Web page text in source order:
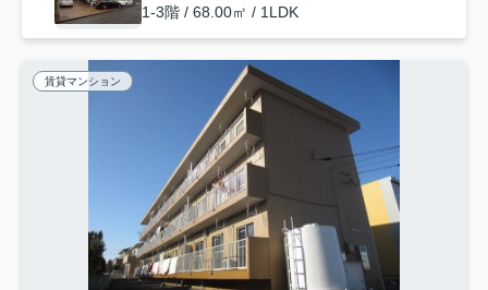
1-3階 / 68.00㎡ / 1LDK
賃貸マンション